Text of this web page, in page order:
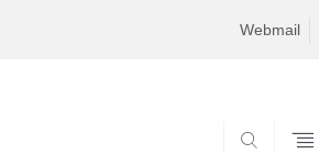
Webmail